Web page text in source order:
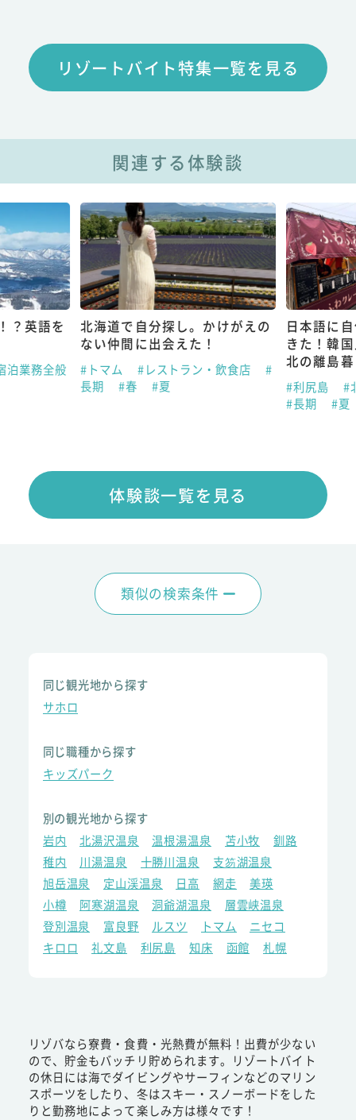
リゾートバイト特集一覧を見る
関連する体験談
？英語を
泊業務全般
北海道で自分探し。かけがえの
ない仲間に出会えた！
#トマム #レストラン・飲食店
#
長期
#春 #夏
日本語に
きた！韓
北の離島
#利尻島
#
#長期
#夏
体験談一覧を見る
類似の検索条件
同じ観光地から探す
サホロ
同じ職種から探す
キッズパーク
別の観光地から探す
岩内
北湯沢温泉 温根湯温泉 苫小牧
釧路
稚内
川湯温泉 十勝川温泉
支笏湖温泉
旭岳温泉
定山渓温泉 日高 網走
美瑛
小樽
阿寒湖温泉 洞爺湖温泉
層雲峡温泉
登別温泉
富良野 ルスツ トマム
ニセコ
キロロ
礼文島 利尻島 知床 函館 札幌
リゾバなら寮費・食費・光熱費が無料！出費が少ない
ので、貯金もバッチリ貯められます。リゾートバイト
の休日には海でダイビングやサーフィンなどのマリン
スポーツをしたり、冬はスキー・スノーボードをした
りと勤務地によって楽しみ方は様々です！